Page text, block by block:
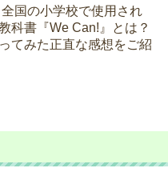
国の小学校で使用され
科書『We Can!』とは？
てみた正直な感想をご紹